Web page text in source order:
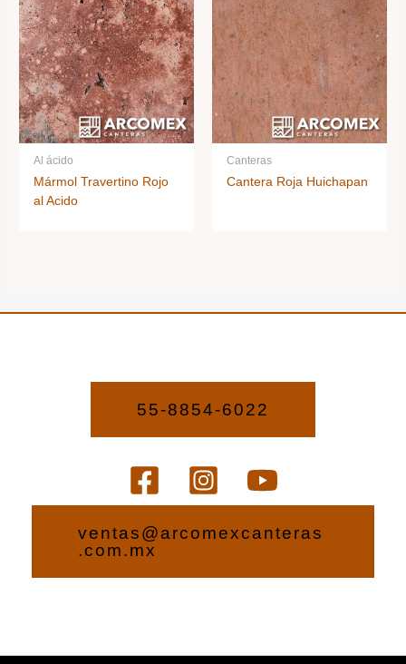
Al ácido
Mármol Travertino Rojo
al Acido
Canteras
Cantera Roja Huichapan
55-8854-6022
ventas@arcomexcanteras
.com.mx